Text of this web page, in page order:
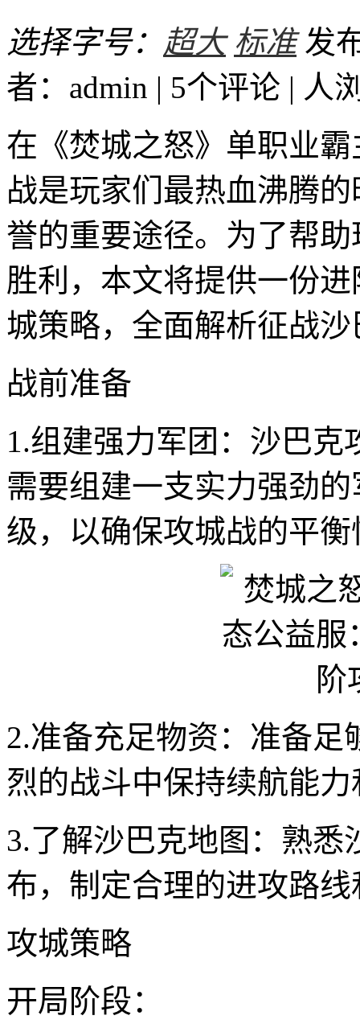
选择字号： 超大 标准 发
者：admin | 5个评论 | 人
在《焚城之怒》单职业
战是玩家们最热血沸腾
誉的重要途径。为了帮
胜利，本文将提供一份
城策略，全面解析征战
战前准备
1.组建强力军团：沙巴
需要组建一支实力强劲
级，以确保攻城战的平
2.准备充足物资：准备
烈的战斗中保持续航能
3.了解沙巴克地图：熟悉
布，制定合理的进攻路
攻城策略
开局阶段：